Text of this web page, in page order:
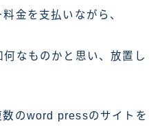
金を支払いながら、
なものかと思い、放置し
のword pressのサイトを